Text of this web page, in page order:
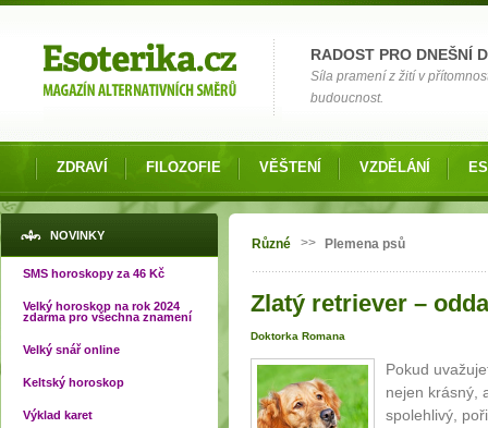
RADOST PRO DNEŠNÍ
Síla pramení z žití v
budoucnost.
ZDRAVÍ FILOZOFIE VĚŠTENÍ VZDĚLÁNÍ
NOVINKY
SMS horoskopy za 46 Kč
Velký horoskop na rok 2024
zdarma pro všechna znamení
Velký snář online
Keltský horoskop
Výklad karet
Jste zde
Různé >> Plemena psů
Zlatý retriever –
Doktorka Romana
Pokud
nejen krásný,
spolehlivý,